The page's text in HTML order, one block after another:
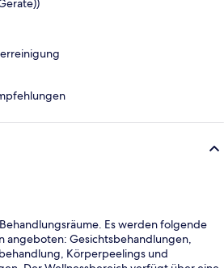
Es werden folgende
angeboten: Gesichtsbehandlungen,
Körperpeelings und